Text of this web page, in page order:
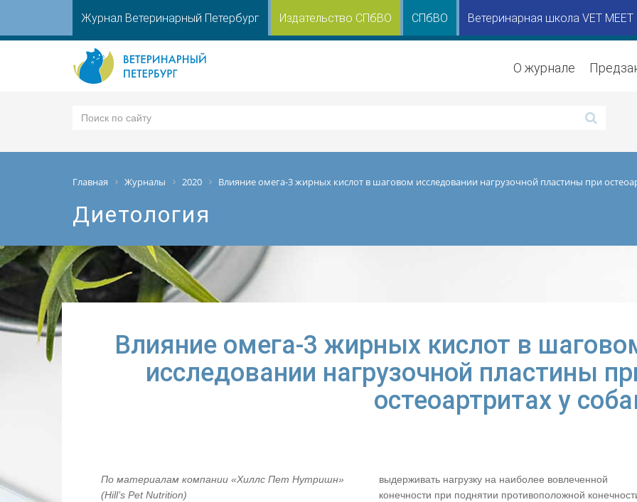
Журнал Ветеринарный Петербург Издательство СПбВО СПбВО Ветеринарная школа VET MEET
О журнале
Главная Журналы 2020 Влияние омега-3 жирных кислот в шаговом исследовании нагрузочной пластины при
Диетология
Влияние омега-3 жирных кислот в
исследовании нагрузочной пластины
остеоартритах у
По материалам компании «Хиллс Пет Нутришн»
(Hill’s Pet Nutrition)
выдерживать нагрузку на наиболее вовлеченной
конечности при поднятии противоположной